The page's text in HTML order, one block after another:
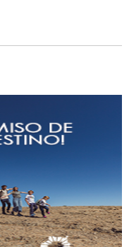
de un mes, es muy